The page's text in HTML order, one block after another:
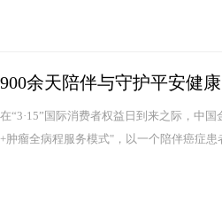
900余天陪伴与守护平安健
在“3·15”国际消费者权益日到来之际，中
+肿瘤全病程服务模式"，以一个陪伴癌症